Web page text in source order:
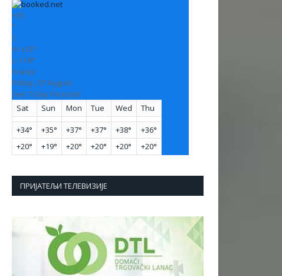
+33
°
C
H: +33°
L: +19°
Vranje
Friday, 07 August
See 7-Day Forecast
Sat
Sun Mon Tue Wed Thu
+34° +35° +37° +37° +38° +36°
+20° +19° +20° +20° +20° +20°
ПРИЈАТЕЉИ ТЕЛЕВИЗИЈЕ